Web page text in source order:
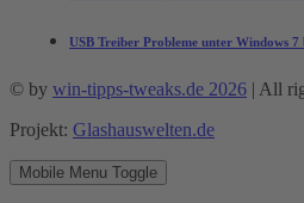
USB Treiber Probleme unter Windows 7
© by win-tipps-tweaks.de 2026 | All
Projekt: Glashauswelten.de
Mobile Menu Toggle